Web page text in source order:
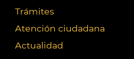
Trámites
Atención ciudadana
Actualidad